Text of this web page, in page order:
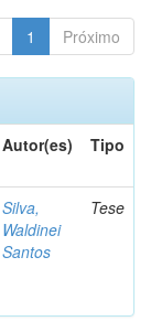
1 Próximo
Autor(es) Tipo
Silva,
Waldinei
Santos
Tese